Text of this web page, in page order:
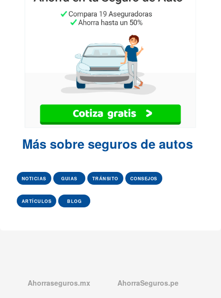
Más sobre seguros de autos
NOTICIAS GUIAS TRÁNSITO CONSEJOS
ARTÍCULOS BLOG
Ahorraseguros.mx AhorraSeguros.pe